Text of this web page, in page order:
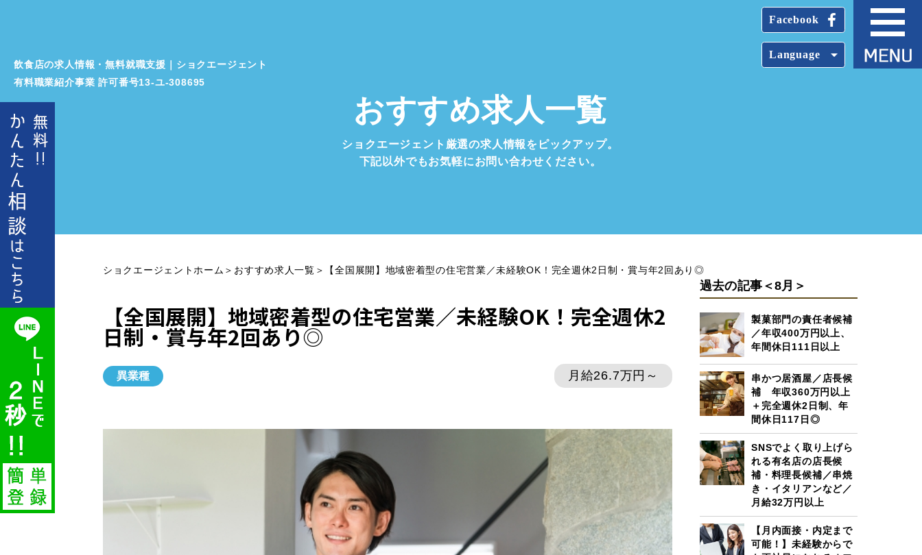
飲食店の求人情報・無料就職支援｜ショクエージェント
Language
Facebook
有料職業紹介事業 許可番号13‐ユ‐308695
おすすめ求人一覧
ショクエージェント厳選の求人情報をピックアップ。
下記以外でもお気軽にお問い合わせください。
ショクエージェントホーム ＞ おすすめ求人一覧 ＞ 【全国展開】地域密着型の住宅営業／未経験OK！完全週休2日制・賞与年2回あり◎
【全国展開】地域密着型の住宅営業／未経験OK！完全週休2
日制・賞与年2回あり◎
異業種 月給26.7万円～
過去の記事＜8月＞
製菓部門の責任者候補
／年収400万円以上、
年間休日111日以上
串かつ居酒屋／店長候
補 年収360万円以上
＋完全週休2日制、年
間休日117日◎
SNSでよく取り上げら
れる有名店の店長候
補・料理長候補／串焼
き・イタリアンなど／
月給32万円以上
【月内面接・内定まで
可能！】未経験からで